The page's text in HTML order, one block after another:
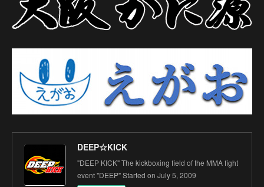
DEEP☆KICK
"DEEP KICK" The kickboxing field of the MMA fight
event "DEEP" Started on July 5, 2009